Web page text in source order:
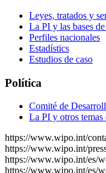
Leyes, tratados y
La PI y las bases
Perfiles nacionales
Estadístics
Estudios de caso
Política
Comité de
La PI y otros temas
https://www.wipo.int/
https://www.wipo.int/
https://www.wipo.int/es/
https://www.wipo.int/es/